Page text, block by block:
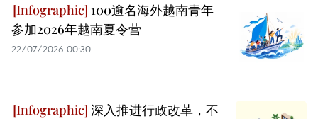
100逾名海外越南青年
参加2026年越南夏令营
22/07/2026 00:30
深入推进行政改革，不